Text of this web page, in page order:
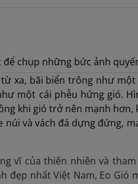
chụp những bức ảnh
xa, bãi biển trông như
một cái phễu hứng gió.
khi gió trở nên mạnh
và vách đá dựng đứng,
vĩ của thiên nhiên và
nhất Việt Nam, Eo Gió